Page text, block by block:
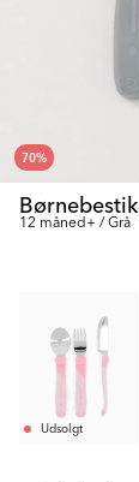
70%
Børnebestik
12 måned+ / Grå
Udsolgt